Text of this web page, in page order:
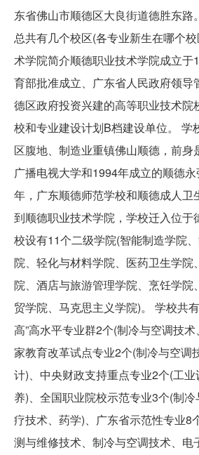
东省佛山市顺德区大良街道德胜东路
总共有几个校区(各专业新生在哪个
术学院简介顺德职业技术学院成立于
育部批准成立、广东省人民政府领导
德区政府投资兴建的高等职业技术院
校和专业建设计划B档建设单位。 学
区腹地、制造业重镇佛山顺德，前身
广播电视大学和1994年成立的顺德
年，广东顺德师范学校和顺德成人卫
到顺德职业技术学院，学校迁入位于
校设有11个二级学院(智能制造学院
院、轻化与材料学院、医药卫生学院
院、酒店与旅游管理学院、烹饪学院
贸学院、马克思主义学院)。 学校共
高”高水平专业群2个(制冷与空调技
家教育改革试点专业2个(制冷与空调
计)、中央财政支持重点专业2个(工
养)、全国职业院校示范专业3个(制
疗技术、药学)、广东省示范性专业8
测与维修技术、制冷与空调技术、电